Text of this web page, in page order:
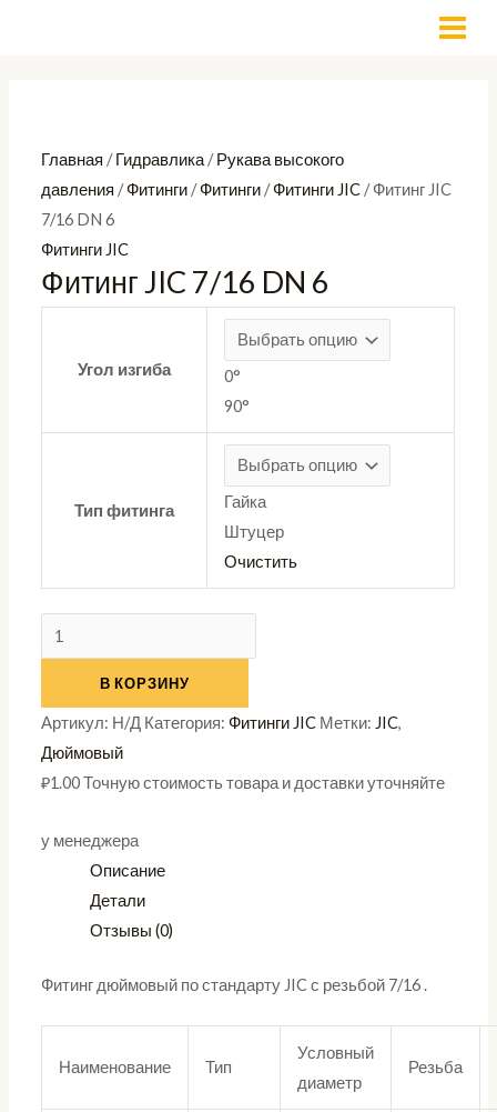
Главная /Гидравлика /Рукава высокого
давления /Фитинги /Фитинги /Фитинги JIC / Фитинг JIC
7/16 DN 6
Фитинги JIC
Фитинг JIC 7/16 DN 6
Угол изгиба
0°
90°
Тип фитинга
Гайка
Штуцер
Очистить
DN
6
В КОРЗИНУ
Артикул: Н/Д Категория:Фитинги JIC Метки: JIC,
Дюймовый
₽1.00Точную стоимость товара и доставки уточняйте
у менеджера
Описание
Детали
Отзывы (0)
Фитинг дюймовый по стандарту JIC с резьбой 7/16 .
Наименование Тип
Условный
диаметр
Резьба